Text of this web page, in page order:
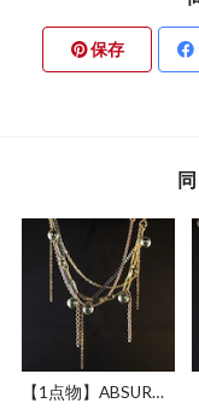
保存
【1点物】ABSURD